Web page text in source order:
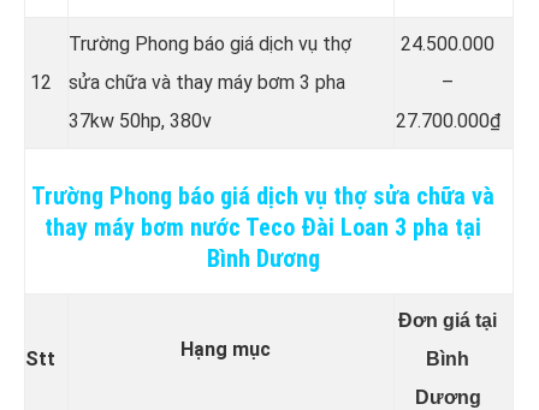
12
Trường Phong báo giá dịch vụ thợ
sửa chữa và thay máy bơm 3 pha
37kw 50hp, 380v
24.500.000
–
27.700.000₫
Trường Phong báo giá dịch vụ thợ sửa chữa và
thay máy bơm nước Teco Đài Loan 3 pha tại
Bình Dương
Stt Hạng mục
Đơn giá tại
Bình
Dương